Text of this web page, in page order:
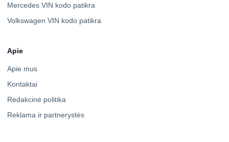
Mercedes VIN kodo patikra
Volkswagen VIN kodo patikra
Apie
Apie mus
Kontaktai
Redakcinė politika
Reklama ir partnerystės